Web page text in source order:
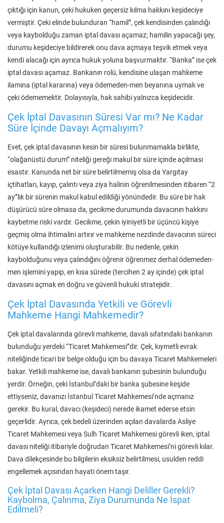
çıktığı için kanun, çeki hukuken geçersiz kılma hakkını keşideciye
vermiştir. Çeki elinde bulunduran “hamil”, çek kendisinden çalındığı
veya kaybolduğu zaman iptal davası açamaz; hamilin yapacağı şey,
durumu keşideciye bildirerek onu dava açmaya teşvik etmek veya
kendi alacağı için ayrıca hukuk yoluna başvurmaktır. “Banka” ise çek
iptal davası açamaz. Bankanın rolü, kendisine ulaşan mahkeme
ilamına (iptal kararına) veya ödemeden-men beyanına uymak ve
çeki ödememektir. Dolayısıyla, hak sahibi yalnızca keşidecidir.
Çek İptal Davasının Süresi Var mı? Ne Kadar
Süre İçinde Davayı Açmalıyım?
Evet, çek iptal davasının kesin bir süresi bulunmamakla birlikte,
“olağanüstü durum” niteliği gereği makul bir süre içinde açılması
esastır. Kanunda net bir süre belirtilmemiş olsa da Yargıtay
içtihatları, kayıp, çalıntı veya ziya halinin öğrenilmesinden itibaren “2
ay”lık bir sürenin makul kabul edildiği yönündedir. Bu süre bir hak
düşürücü süre olmasa da, gecikme durumunda davacının hakkını
kaybetme riski vardır. Gecikme, çekin iyiniyetli bir üçüncü kişiye
geçmiş olma ihtimalini artırır ve mahkeme nezdinde davacının süreci
kötüye kullandığı izlenimi oluşturabilir. Bu nedenle, çekin
kaybolduğunu veya çalındığını öğrenir öğrenmez derhal ödemeden-
men işlemini yapıp, en kısa sürede (tercihen 2 ay içinde) çek iptal
davasını açmak en doğru ve güvenli hukuki stratejidir.
Çek İptal Davasında Yetkili ve Görevli
Mahkeme Hangi Mahkemedir?
Çek iptal davalarında görevli mahkeme, davalı sıfatındaki bankanın
bulunduğu yerdeki “Ticaret Mahkemesi”dir. Çek, kıymetli evrak
niteliğinde ticari bir belge olduğu için bu davaya Ticaret Mahkemeleri
bakar. Yetkili mahkeme ise, davalı bankanın şubesinin bulunduğu
yerdir. Örneğin, çeki İstanbul’daki bir banka şubesine keşide
ettiyseniz, davanızı İstanbul Ticaret Mahkemesi’nde açmanız
gerekir. Bu kural, davacı (keşideci) nerede ikamet ederse etsin
geçerlidir. Ayrıca, çek bedeli üzerinden açılan davalarda Asliye
Ticaret Mahkemesi veya Sulh Ticaret Mahkemesi görevli iken, iptal
davası niteliği itibariyle doğrudan Ticaret Mahkemesi’ni görevli kılar.
Dava dilekçesinde bu bilgilerin eksiksiz belirtilmesi, usulden reddi
engellemek açısından hayati önem taşır.
Çek İptal Davası Açarken Hangi Deliller Gerekli?
Kaybolma, Çalınma, Ziya Durumunda Ne İspat
Edilmeli?